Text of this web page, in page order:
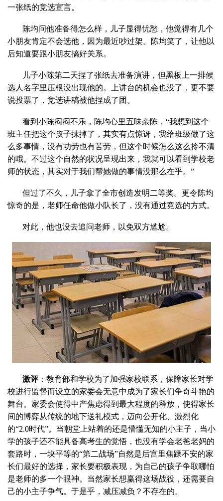
一张纸的竞选宣言。
陈均问他准备得怎么样，儿子显得忧愁，他觉得有几个
小朋友肯定不会选他，因为最近吵过架。陈均笑了，让他以
后知道要跟小朋友搞好关系。
儿子小陈第二天捏了张纸去准备演讲，但黑板上一排候
选人名字里压根没出现他的。上讲台的机会也没了，更不要
说投票了，竞选讲稿被他捏成了团。
看到小陈闷闷不乐，陈均心里五味杂陈，“我想到这个
班主任把这个孩子抹掉了，其实有点惊讶，我给班级做了这
么多事情，没有功劳也有苦劳，但这个时候怎么这么拎不清
的哦。不过这个自然的状况呈现出来，我就可以看到学校老
师的状态，其实对于我们帮她做的事情没那么在乎。”
但过了不久，儿子拿了全市创造发明二等奖。更令陈均
惊奇的是，老师任命他做小队长了，没有通过竞选的方式。
对此，他也没去追问老师，以免双方尴尬。
激评：教育部和学校为了加强家校联系，保障家长对学
校进行监督而设立的家委会无意中成为了家长们争奇斗艳的
舞台。家委会使得中产焦虑得到最大程度的释放，使得家长
间的博弈从传统的地下送礼模式，迈向公开化、激烈化
的“2.0时代”。当朝堂上站着的还是懵懂无知的小主子，当小
学的孩子还不能具备高考生的觉悟，也没有学会老爸老妈的
套路时，一块平等的“第二战场”自然是后宫里焦躁不安的家
长们最好的选择，家长要积极表现，为自己的孩子争取哪怕
是老师的多一个眼神。当然家长想赢得这场战役，还需要自
己的小主子争气。于是乎，减压减负？不存在的。